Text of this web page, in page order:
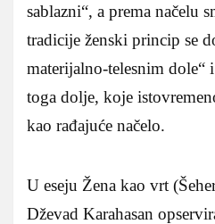
sablazni“, a prema načelu
tradicije ženski princip se
materijalno-telesnim dole“
toga dolje, koje
kao rađajuće načelo.
U eseju Žena kao vrt
Dževad Karahasan